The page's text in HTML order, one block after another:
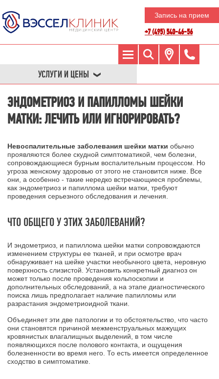
Запись на прием
+7 (495) 540-46-56
УСЛУГИ И ЦЕНЫ
ЭНДОМЕТРИОЗ И ПАПИЛЛОМЫ ШЕЙКИ
МАТКИ: ЛЕЧИТЬ ИЛИ ИГНОРИРОВАТЬ?
Невоспалительные заболевания шейки матки обычно
проявляются более скудной симптоматикой, чем болезни,
сопровождающиеся бурным воспалительным процессом. Но
угроза женскому здоровью от этого не становится ниже. Все
они, а особенно - такие нередко встречающиеся проблемы,
как эндометриоз и папиллома шейки матки, требуют
проведения серьезного обследования и лечения.
ЧТО ОБЩЕГО У ЭТИХ ЗАБОЛЕВАНИЙ?
И эндометриоз, и папиллома шейки матки сопровождаются
изменением структуры ее тканей, и при осмотре врач
обнаруживает на шейке участки необычного цвета, неровную
поверхность слизистой. Установить конкретный диагноз он
может только после проведения кольпоскопии и
дополнительных обследований, а на этапе диагностического
поиска лишь предполагает наличие папилломы или
разрастания эндометриоидной ткани.
Объединяет эти две патологии и то обстоятельство, что часто
они становятся причиной межменструальных мажущих
кровянистых влагалищных выделений, в том числе
появляющихся после полового контакта, и ощущения
болезненности во время него. То есть имеется определенное
сходство в симптоматике.